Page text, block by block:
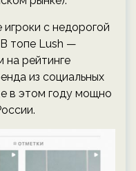
с недорогой
топе Lush —
на рейтинге
из социальных
в этом году мощно